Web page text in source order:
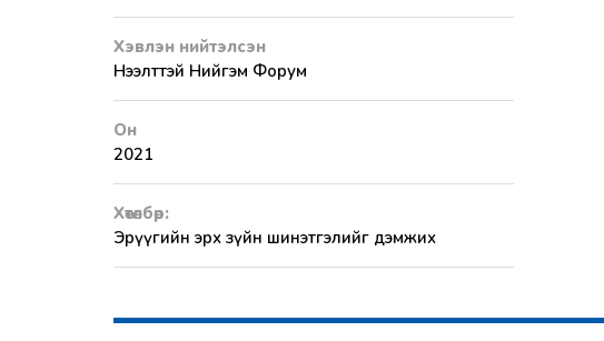
Хэвлэн нийтэлсэн
Нээлттэй Нийгэм Форум
Он
2021
Хөтөлбөр:
Эрүүгийн эрх зүйн шинэтгэлийг дэмжих